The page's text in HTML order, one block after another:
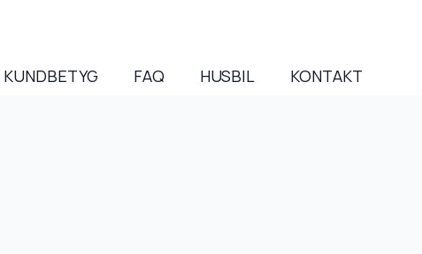
KUNDBETYG FAQ HUSBIL KONTAKT